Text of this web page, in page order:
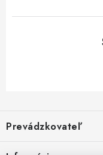
p
ä
Prevádzkovateľ